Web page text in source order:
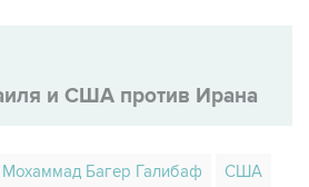
и США против Ирана
Мохаммад Багер Галибаф США